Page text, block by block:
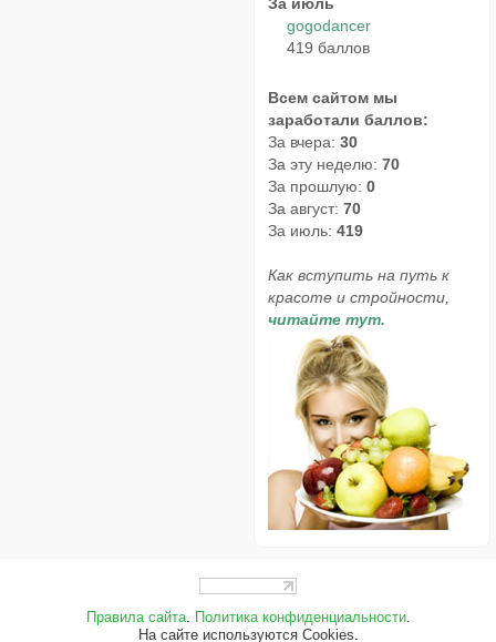
За июль
gogodancer
419 баллов
Всем сайтом мы
заработали баллов:
За вчера: 30
За эту неделю: 70
За прошлую: 0
За август: 70
За июль: 419
Как вступить на путь к
красоте и стройности,
читайте тут.
Правила сайта. Политика конфиденциальности.
На сайте используются Cookies.